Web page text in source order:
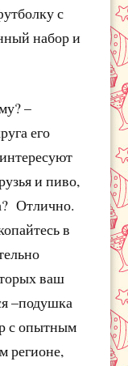
с
набор и
–
его
и пиво,
Отлично.
в
ваш
–подушка
с опытным
регионе,